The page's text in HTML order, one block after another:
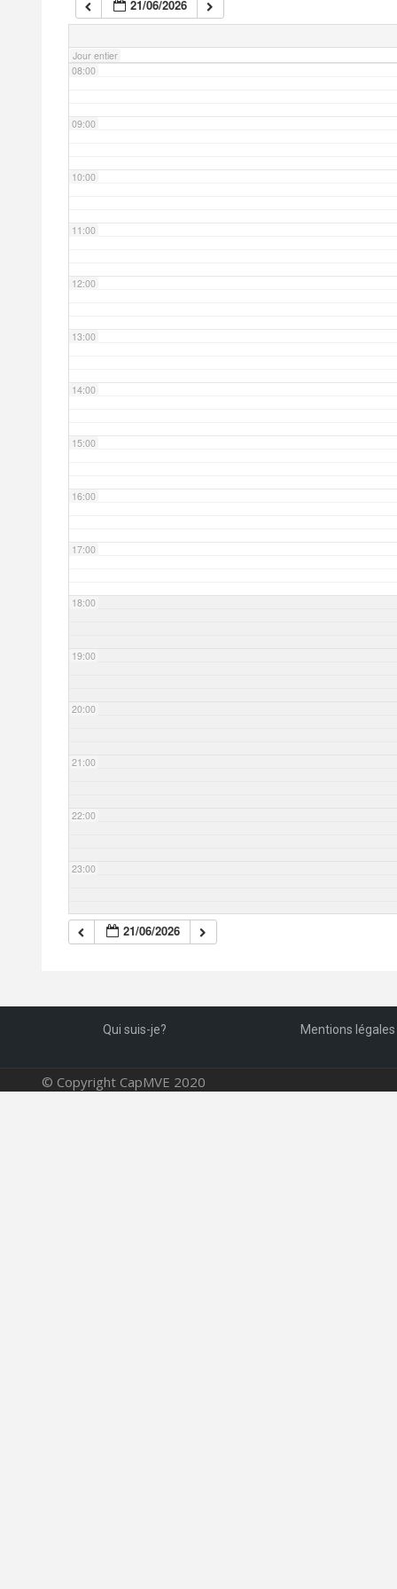
21/06/2026
Jour entier
07:00
08:00
09:00
10:00
11:00
12:00
13:00
14:00
15:00
16:00
17:00
18:00
19:00
20:00
21:00
22:00
23:00
21/06/2026
Qui suis-je? Mentions légales
© Copyright CapMVE 2020